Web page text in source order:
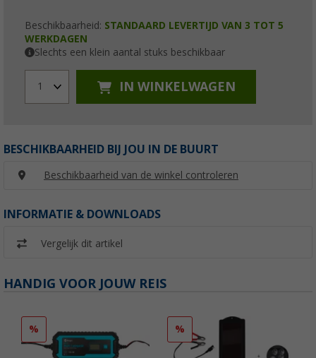
Beschikbaarheid: STANDAARD LEVERTIJD VAN 3 TOT 5
WERKDAGEN
Slechts een klein aantal stuks beschikbaar
1 IN WINKELWAGEN
BESCHIKBAARHEID BIJ JOU IN DE BUURT
Beschikbaarheid van de winkel controleren
INFORMATIE & DOWNLOADS
Vergelijk dit artikel
HANDIG VOOR JOUW REIS
% %